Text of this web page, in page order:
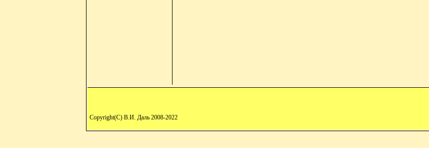
Copyright(C) В.И. Даль 2008-2022